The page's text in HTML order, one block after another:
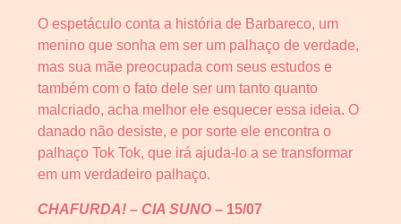
O espetáculo conta a história de Barbareco, um
menino que sonha em ser um palhaço de verdade,
mas sua mãe preocupada com seus estudos e
também com o fato dele ser um tanto quanto
malcriado, acha melhor ele esquecer essa ideia. O
danado não desiste, e por sorte ele encontra o
palhaço Tok Tok, que irá ajuda-lo a se transformar
em um verdadeiro palhaço.
CHAFURDA! – CIA SUNO – 15/07